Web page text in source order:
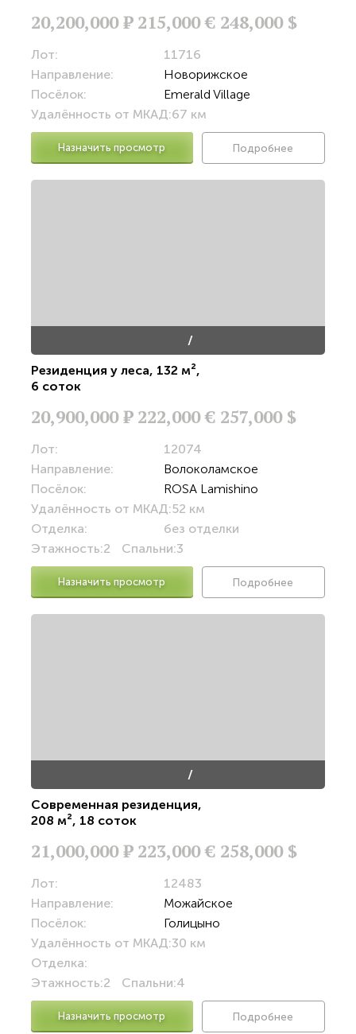
20,200,000Р 215,000 € 248,000 $
Лот:
11716
Направление:
Новорижское
Посёлок:
Emerald Village
Удалённость от МКАД:67 км
Назначить просмотр Подробнее
/
Резиденция у леса, 132 м²,
6 соток
20,900,000Р 222,000 € 257,000 $
Лот:
12074
Направление:
Волоколамское
Посёлок:
ROSA Lamishino
Удалённость от МКАД:52 км
Отделка:
без отделки
Этажность:2 Спальни:3
Назначить просмотр Подробнее
/
Современная резиденция,
208 м², 18 соток
21,000,000Р 223,000 € 258,000 $
Лот:
12483
Направление:
Можайское
Посёлок:
Голицыно
Удалённость от МКАД:30 км
Отделка:
Этажность:2 Спальни:4
Назначить просмотр Подробнее